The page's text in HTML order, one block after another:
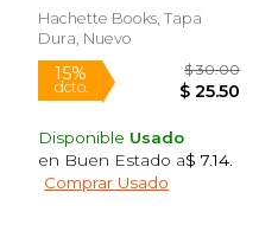
Hachette Books, Tapa
Dura, Nuevo
Disponible Usado
en Buen Estado a$ 7.14
Comprar Usado